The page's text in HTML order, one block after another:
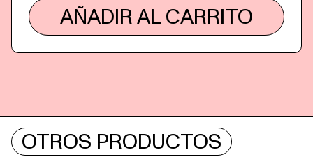
AÑADIR AL CARRITO
OTROS PRODUCTOS